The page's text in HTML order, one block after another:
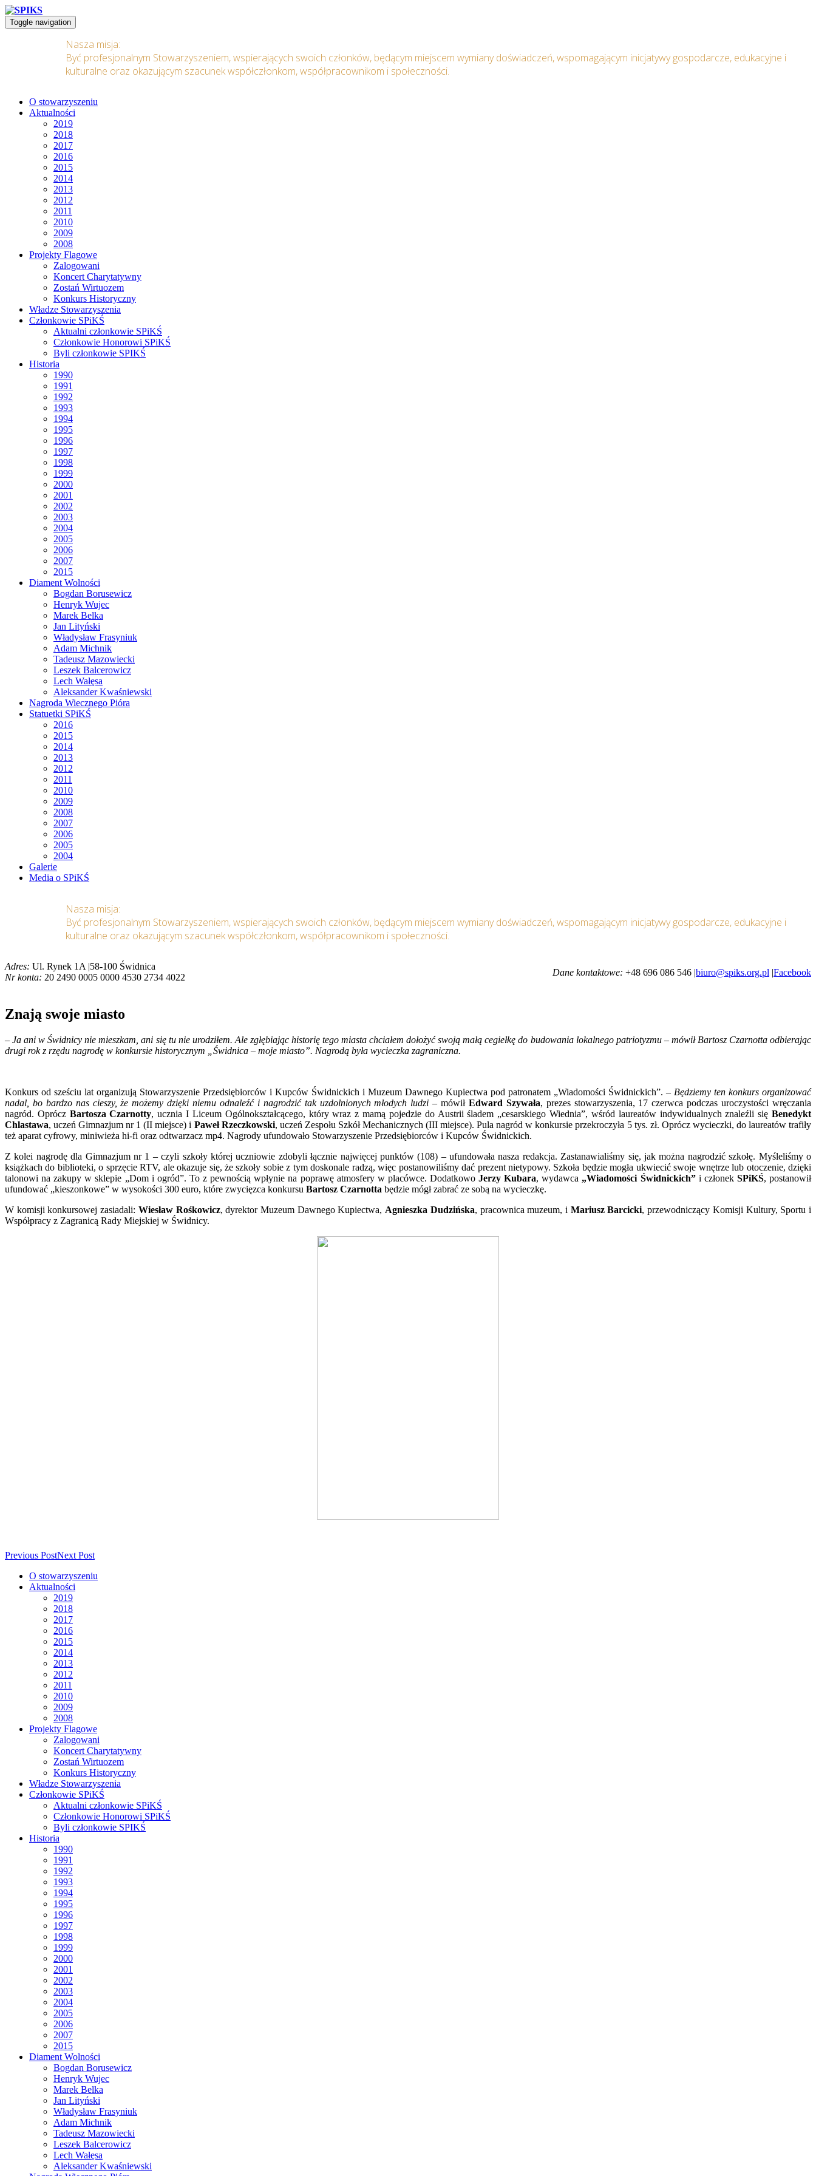
Toggle navigation
Nasza misja:
Być profesjonalnym Stowarzyszeniem, wspierających swoich członków, będącym miejscem wymiany doświadczeń, wspomagającym inicjatywy gospodarcze, edukacyjne i
kulturalne oraz okazującym szacunek współczłonkom, współpracownikom i społeczności.
O stowarzyszeniu
Aktualności
2019
2018
2017
2016
2015
2014
2013
2012
2011
2010
2009
2008
Projekty Flagowe
Zalogowani
Koncert Charytatywny
Zostań Wirtuozem
Konkurs Historyczny
Władze Stowarzyszenia
Członkowie SPiKŚ
Aktualni członkowie SPiKŚ
Członkowie Honorowi SPiKŚ
Byli członkowie SPIKŚ
Historia
1990
1991
1992
1993
1994
1995
1996
1997
1998
1999
2000
2001
2002
2003
2004
2005
2006
2007
2015
Diament Wolności
Bogdan Borusewicz
Henryk Wujec
Marek Belka
Jan Lityński
Władysław Frasyniuk
Adam Michnik
Tadeusz Mazowiecki
Leszek Balcerowicz
Lech Wałęsa
Aleksander Kwaśniewski
Nagroda Wiecznego Pióra
Statuetki SPiKŚ
2016
2015
2014
2013
2012
2011
2010
2009
2008
2007
2006
2005
2004
Galerie
Media o SPiKŚ
Nasza misja:
Być profesjonalnym Stowarzyszeniem, wspierających swoich członków, będącym miejscem wymiany doświadczeń, wspomagającym inicjatywy gospodarcze, edukacyjne i
kulturalne oraz okazującym szacunek współczłonkom, współpracownikom i społeczności.
Adres: Ul. Rynek 1A |58-100 Świdnica
Nr konta: 20 2490 0005 0000 4530 2734 4022 Dane kontaktowe: +48 696 086 546 |biuro@spiks.org.pl |Facebook
Znają swoje miasto
– Ja ani w Świdnicy nie mieszkam, ani się tu nie urodziłem. Ale zgłębiając historię tego miasta chciałem dołożyć swoją małą cegiełkę do budowania lokalnego patriotyzmu – mówił Bartosz Czarnotta odbierając
drugi rok z rzędu nagrodę w konkursie historycznym „Świdnica – moje miasto”. Nagrodą była wycieczka zagraniczna.
Konkurs od sześciu lat organizują Stowarzyszenie Przedsiębiorców i Kupców Świdnickich i Muzeum Dawnego Kupiectwa pod patronatem „Wiadomości Świdnickich”. – Będziemy ten konkurs organizować
nadal, bo bardzo nas cieszy, że możemy dzięki niemu odnaleźć i nagrodzić tak uzdolnionych młodych ludzi – mówił Edward Szywała, prezes stowarzyszenia, 17 czerwca podczas uroczystości wręczania
nagród. Oprócz Bartosza Czarnotty, ucznia I Liceum Ogólnokształcącego, który wraz z mamą pojedzie do Austrii śladem „cesarskiego Wiednia”, wśród laureatów indywidualnych znaleźli sięBenedykt
Chlastawa, uczeń Gimnazjum nr 1 (II miejsce) i Paweł Rzeczkowski, uczeń Zespołu Szkół Mechanicznych (III miejsce). Pula nagród w konkursie przekroczyła 5 tys. zł. Oprócz wycieczki, do laureatów trafiły
też aparat cyfrowy, miniwieża hi-fi oraz odtwarzacz mp4. Nagrody ufundowało Stowarzyszenie Przedsiębiorców i Kupców Świdnickich.
Z kolei nagrodę dla Gimnazjum nr 1 – czyli szkoły której uczniowie zdobyli łącznie najwięcej punktów (108) – ufundowała nasza redakcja. Zastanawialiśmy się, jak można nagrodzić szkołę. Myśleliśmy o
książkach do biblioteki, o sprzęcie RTV, ale okazuje się, że szkoły sobie z tym doskonale radzą, więc postanowiliśmy dać prezent nietypowy. Szkoła będzie mogła ukwiecić swoje wnętrze lub otoczenie, dzięki
talonowi na zakupy w sklepie „Dom i ogród”. To z pewnością wpłynie na poprawę atmosfery w placówce. DodatkowoJerzy Kubara, wydawca „Wiadomości Świdnickich”i członek SPiKŚ, postanowił
ufundować „kieszonkowe” w wysokości 300 euro, które zwycięzca konkursu Bartosz Czarnotta będzie mógł zabrać ze sobą na wycieczkę.
W komisji konkursowej zasiadali: Wiesław Rośkowicz, dyrektor Muzeum Dawnego Kupiectwa, Agnieszka Dudzińska, pracownica muzeum, i Mariusz Barcicki, przewodniczący Komisji Kultury, Sportu i
Współpracy z Zagranicą Rady Miejskiej w Świdnicy.
Previous PostNext Post
O stowarzyszeniu
Aktualności
2019
2018
2017
2016
2015
2014
2013
2012
2011
2010
2009
2008
Projekty Flagowe
Zalogowani
Koncert Charytatywny
Zostań Wirtuozem
Konkurs Historyczny
Władze Stowarzyszenia
Członkowie SPiKŚ
Aktualni członkowie SPiKŚ
Członkowie Honorowi SPiKŚ
Byli członkowie SPIKŚ
Historia
1990
1991
1992
1993
1994
1995
1996
1997
1998
1999
2000
2001
2002
2003
2004
2005
2006
2007
2015
Diament Wolności
Bogdan Borusewicz
Henryk Wujec
Marek Belka
Jan Lityński
Władysław Frasyniuk
Adam Michnik
Tadeusz Mazowiecki
Leszek Balcerowicz
Lech Wałęsa
Aleksander Kwaśniewski